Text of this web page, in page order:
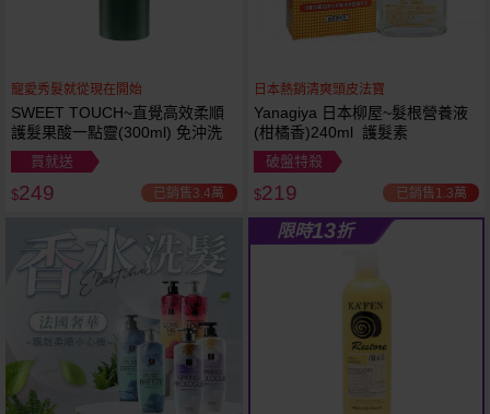
寵愛秀髮就從現在開始
SWEET TOUCH~直覺高效柔順
護髮果酸一點靈(300ml) 免沖洗
買就送
$249 已銷售3.4萬
日本熱銷清爽頭皮法寶
Yanagiya 日本柳屋~髮根營養液
(柑橘香)240ml 護髮素
破盤特殺
$219 已銷售1.3萬
限時13折